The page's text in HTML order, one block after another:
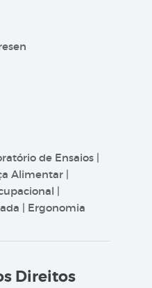
de Ensaios |
Alimentar |
|
| Ergonomia
Direitos